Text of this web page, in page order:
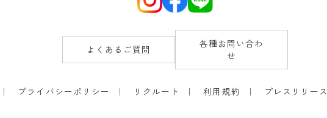
よくあるご質問
各種お問い合わ
せ
プライバシーポリシー リクルート 利用規約 プレスリリース